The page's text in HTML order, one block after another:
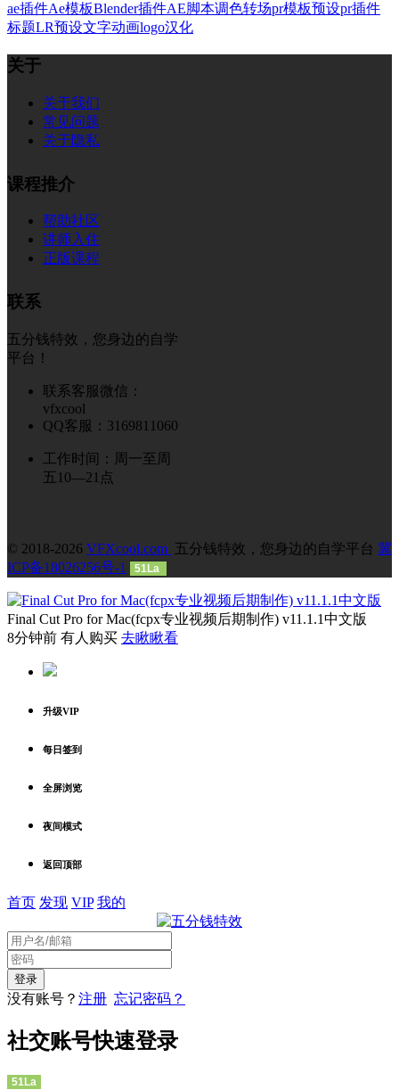
ae插件Ae模板Blender插件AE脚本调色转场pr模板预设pr插件
标题LR预设文字动画logo汉化
关于
关于我们
常见问题
关于隐私
课程推介
帮助社区
讲师入住
正版课程
联系
五分钱特效，您身边的自学
平台！
联系客服微信：
vfxcool
QQ客服：3169811060
工作时间：周一至周
五10—21点
© 2018-2026 VFXcool.com 五分钱特效，您身边的自学平台 冀
ICP备18026256号-1
51La
Final Cut Pro for Mac(fcpx专业视频后期制作) v11.1.1中文版
8分钟前 有人购买 去瞅瞅看
升级VIP
每日签到
全屏浏览
夜间模式
返回顶部
首页 发现 VIP 我的
没有账号？ 注册 忘记密码？
社交账号快速登录
51La